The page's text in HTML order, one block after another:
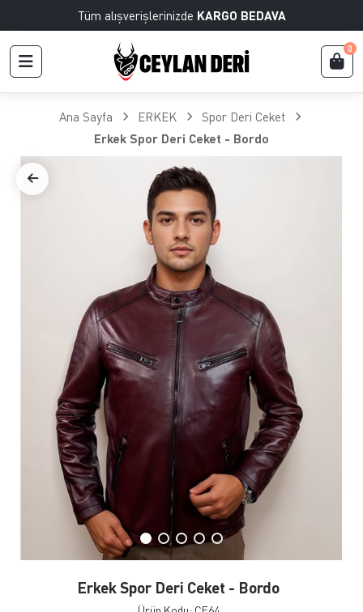
Tüm alışverişlerinizde KARGO BEDAVA
0
Ana Sayfa ERKEK
Spor Deri Ceket
Erkek Spor Deri Ceket - Bordo
Erkek Spor Deri Ceket - Bordo